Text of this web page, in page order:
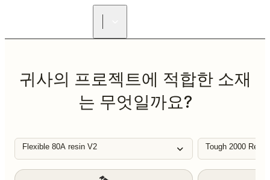
귀사의 프로젝트에 적합한 소재
는 무엇일까요?
Flexible 80A resin V2 Tough 2000